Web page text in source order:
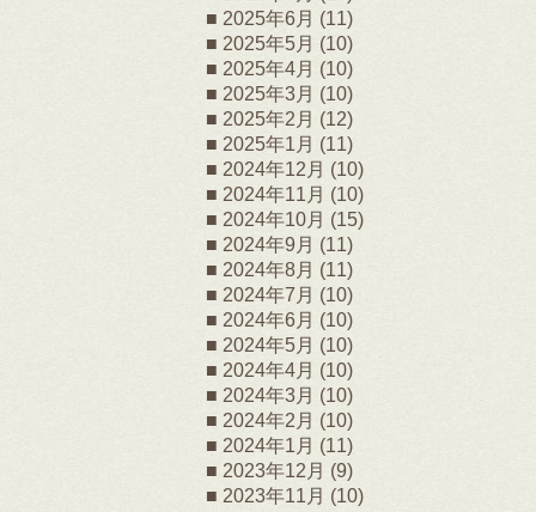
2025年6月 (11)
2025年5月 (10)
2025年4月 (10)
2025年3月 (10)
2025年2月 (12)
2025年1月 (11)
2024年12月 (10)
2024年11月 (10)
2024年10月 (15)
2024年9月 (11)
2024年8月 (11)
2024年7月 (10)
2024年6月 (10)
2024年5月 (10)
2024年4月 (10)
2024年3月 (10)
2024年2月 (10)
2024年1月 (11)
2023年12月 (9)
2023年11月 (10)